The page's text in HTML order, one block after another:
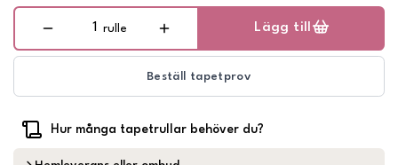
rulle Lägg till
Beställ tapetprov
Hur många tapetrullar behöver du?